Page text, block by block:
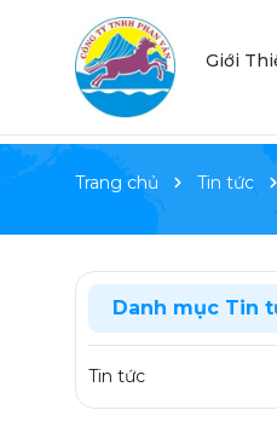
Giới
Trang chủ Tin tức
Danh mục Tin
Tin tức